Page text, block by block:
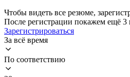
Чтобы видеть все резюме,
После регистрации покажем ещё 3
Зарегистрироваться
За всё время
По соответствию